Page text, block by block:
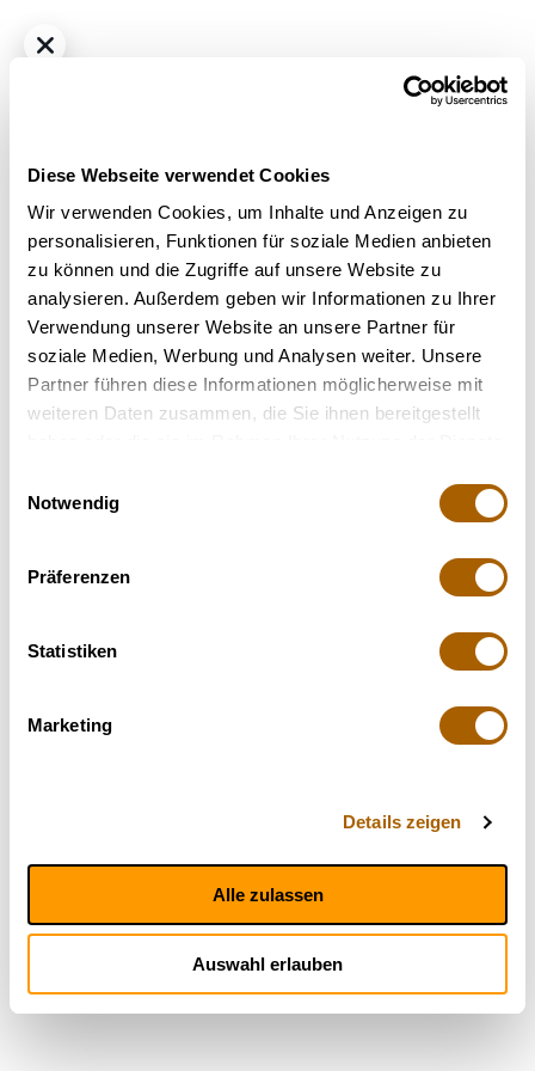
Diese Webseite verwendet Cookies
Wir verwenden Cookies, um Inhalte und Anzeigen zu
personalisieren, Funktionen für soziale Medien anbieten
zu können und die Zugriffe auf unsere Website zu
analysieren. Außerdem geben wir Informationen zu Ihrer
Verwendung unserer Website an unsere Partner für
soziale Medien, Werbung und Analysen weiter. Unsere
Partner führen diese Informationen möglicherweise mit
weiteren Daten zusammen, die Sie ihnen bereitgestellt
Notwendig
Präferenzen
Statistiken
Marketing
Details zeigen
Alle zulassen
Auswahl erlauben
THC33% CBD1%
enua 33/1 GSG CA - Girl Scout Garlic
Nicht verfügbar